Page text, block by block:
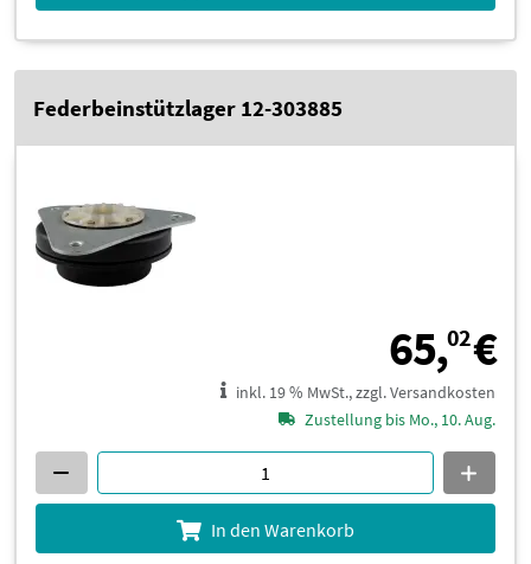
Federbeinstützlager 12-303885
65,02€
inkl. 19 % MwSt., zzgl. Versandkosten
Zustellung bis Mo., 10. Aug.
In den Warenkorb